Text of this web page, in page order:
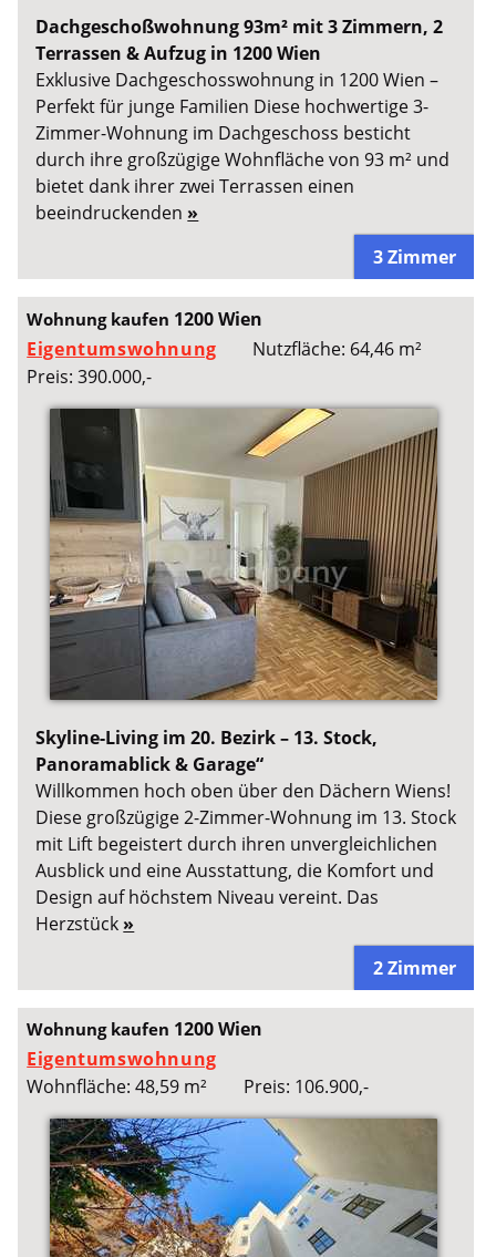
Dachgeschoßwohnung 93m² mit 3 Zimmern, 2
Terrassen & Aufzug in 1200 Wien
Exklusive Dachgeschosswohnung in 1200 Wien –
Perfekt für junge Familien Diese hochwertige 3-
Zimmer-Wohnung im Dachgeschoss besticht
durch ihre großzügige Wohnfläche von 93 m² und
bietet dank ihrer zwei Terrassen einen
beeindruckenden »
3 Zimmer
Wohnung kaufen 1200 Wien
Eigentumswohnung
Nutzfläche: 64,46 m²
Preis: 390.000,-
Skyline-Living im 20. Bezirk – 13. Stock,
Panoramablick & Garage“
Willkommen hoch oben über den Dächern Wiens!
Diese großzügige 2-Zimmer-Wohnung im 13. Stock
mit Lift begeistert durch ihren unvergleichlichen
Ausblick und eine Ausstattung, die Komfort und
Design auf höchstem Niveau vereint. Das
Herzstück »
2 Zimmer
Wohnung kaufen 1200 Wien
Eigentumswohnung
Wohnfläche: 48,59 m²
Preis: 106.900,-